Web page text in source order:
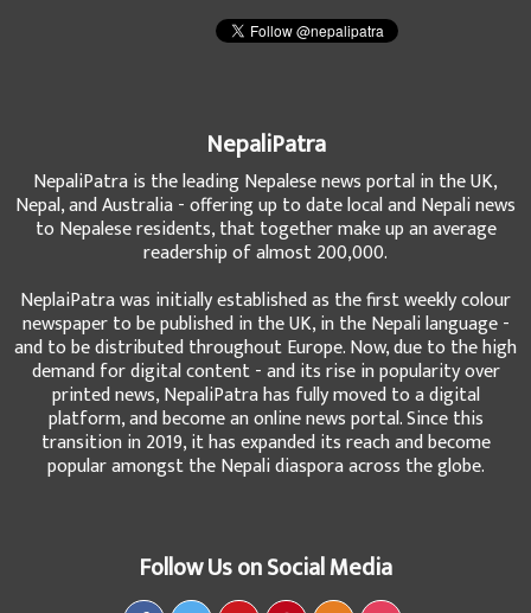
NepaliPatra
NepaliPatra is the leading Nepalese news portal in the UK,
Nepal, and Australia - offering up to date local and Nepali news
to Nepalese residents, that together make up an average
readership of almost 200,000.
NeplaiPatra was initially established as the first weekly colour
newspaper to be published in the UK, in the Nepali language -
and to be distributed throughout Europe. Now, due to the high
demand for digital content - and its rise in popularity over
printed news, NepaliPatra has fully moved to a digital
platform, and become an online news portal. Since this
transition in 2019, it has expanded its reach and become
popular amongst the Nepali diaspora across the globe.
Follow Us on Social Media